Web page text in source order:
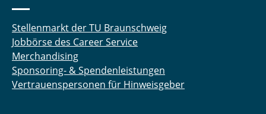
Stellenmarkt der TU Braunschweig
Jobbörse des Career Service
Merchandising
Sponsoring- & Spendenleistungen
Vertrauenspersonen für Hinweisgeber